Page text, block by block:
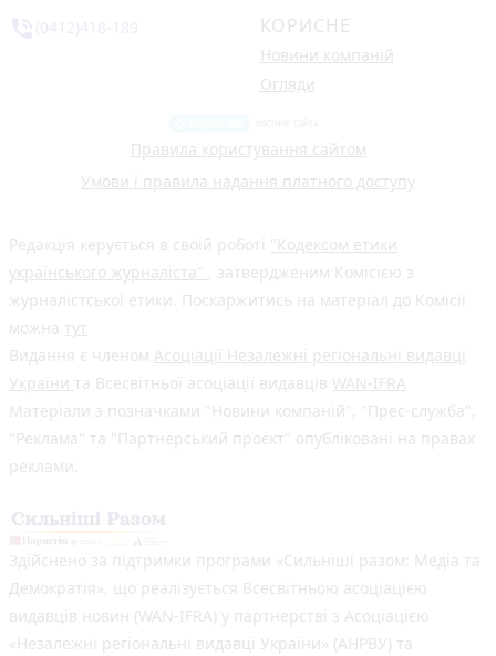
КОРИСНЕ
Новини компаній
Огляди
Правила користування сайтом
Умови і правила надання платного доступу
Редакція керується в своїй роботі "Кодексом етики
українського журналіста" , затвердженим Комісією з
журналістської етики. Поскаржитись на матеріал до Комісії
можна тут
Видання є членом Асоціації Незалежні регіональні видавці
України та Всесвітньої асоціації видавців WAN-IFRA
Матеріали з позначками "Новини компаній", "Прес-служба",
"Реклама" та "Партнерський проєкт" опубліковані на правах
реклами.
Здійснено за підтримки програми «Сильніші разом: Медіа та
Демократія», що реалізується Всесвітньою асоціацією
видавців новин (WAN-IFRA) у партнерстві з Асоціацією
«Незалежні регіональні видавці України» (АНРВУ) та